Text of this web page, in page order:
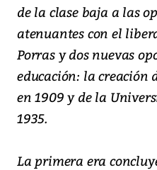
de la clase baja a las
atenuantes con el
Porras y dos nuevas
educación: la
en 1909 y de la
1935.
La primera era